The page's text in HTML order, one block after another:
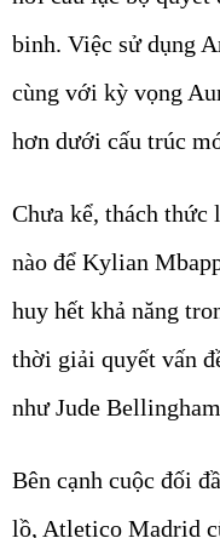
binh. Việc sử dụng
cùng với kỳ vọng
hơn dưới cấu trúc
Chưa kể, thách thức
nào để Kylian
huy hết khả năng
thời giải quyết vấn
như Jude
Bên cạnh cuộc đối
lồ, Atletico Madrid